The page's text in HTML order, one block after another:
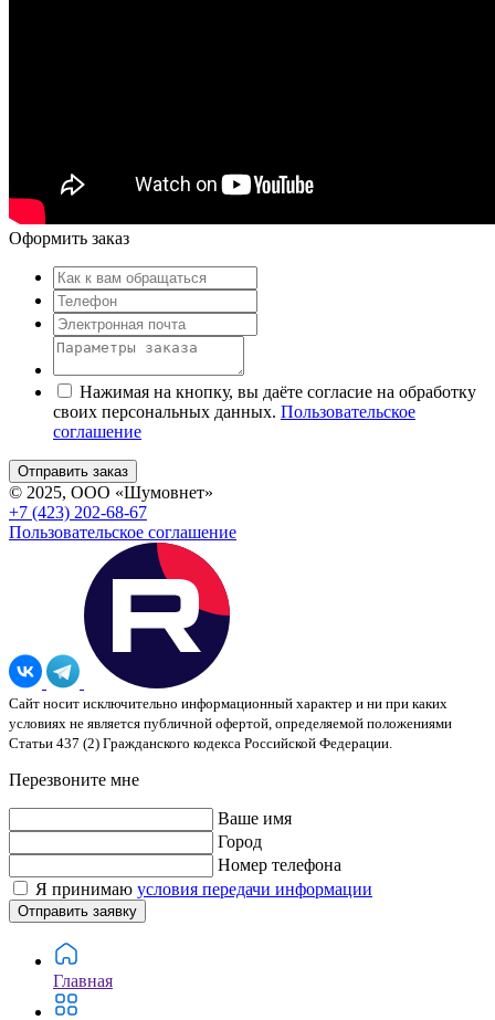
Оформить заказ
Нажимая на кнопку, вы даёте согласие на обработку
своих персональных данных. Пользовательское
соглашение
© 2025, ООО «Шумовнет»
+7 (423) 202-68-67
Пользовательское соглашение
Сайт носит исключительно информационный характер и ни при каких
условиях не является публичной офертой, определяемой положениями
Статьи 437 (2) Гражданского кодекса Российской Федерации.
Перезвоните мне
Ваше имя
Город
Номер телефона
Я принимаю условия передачи информации
Отправить заявку
Главная